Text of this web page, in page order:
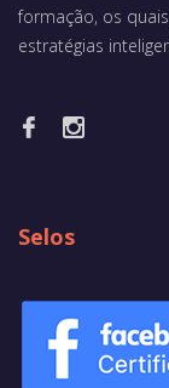
formação, os
estratégias
Selos